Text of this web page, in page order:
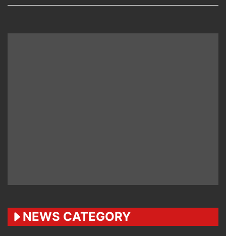
NEWS CATEGORY